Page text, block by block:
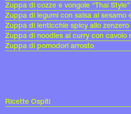
Zuppa di cozze e vongole “Thai Style”
Zuppa di legumi con salsa al sesamo
Zuppa di lenticchie spicy allo zenzero
Zuppa di noodles al curry con cavolo
Zuppa di pomodori arrosto
Ricette Ospiti